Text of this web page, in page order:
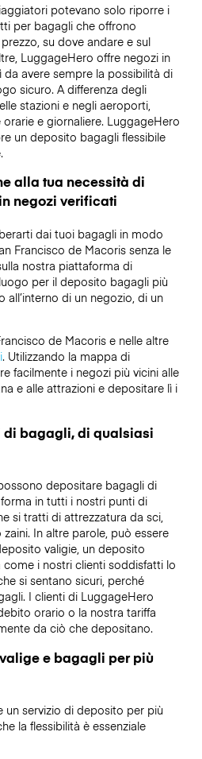
potevano solo riporre i
per bagagli che offrono
su dove andare e sul
LuggageHero offre negozi in
avere sempre la possibilità di
sicuro. A differenza degli
stazioni e negli aeroporti,
e giornaliere. LuggageHero
un deposito bagagli flessibile
alla tua necessità di
negozi verificati
dai tuoi bagagli in modo
Francisco de Macoris senza le
nostra piattaforma di
per il deposito bagagli più
di un negozio, di un
de Macoris e nelle altre
. Utilizzando la mappa di
facilmente i negozi più vicini alle
e alle attrazioni e depositare lì i
bagagli, di qualsiasi
depositare bagagli di
in tutti i nostri punti di
si tratti di attrezzatura da sci,
In altre parole, può essere
valigie, un deposito
i nostri clienti soddisfatti lo
si sentano sicuri, perché
I clienti di LuggageHero
orario o la nostra tariffa
da ciò che depositano.
e bagagli per più
un servizio di deposito per più
la flessibilità è essenziale